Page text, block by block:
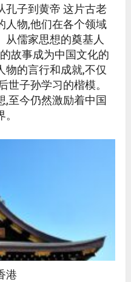
孔子到黄帝 这片古老
人物,他们在各个领域
从儒家思想的奠基人
故事成为中国文化的
物的言行和成就,不仅
子孙学习的楷模。
,至今仍然激励着中国
港